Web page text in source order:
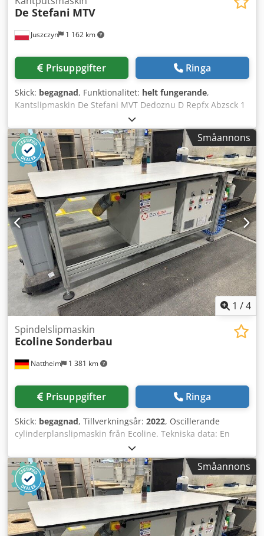
Juszczyn 1 162 km
De Stefani MTV
Prisuppgifter Ringa
Skick: begagnad, Funktionalitet: helt fungerande,
Kantslipmaskin De Stefani MVT Dedoznu D Repfx Abzsck 1
slipaggregat Maximal arbetsstyckeshöjd 100 mm
Slipaggregatets motor 2,5 kW Självjusterande slipaggregat
Manuell inställning av slipaggregatet Manuell inställning
av aggregatets vinkel Slipaggregat med oscillation
Matningshastigheten justerbar med variator
Matningsmotor effekt 0,74 kW
Småannons
1 /4
Nattheim 1 381 km
Spindelslipmaskin
Ecoline Sonderbau
Prisuppgifter Ringa
Skick: begagnad, Tillverkningsår: 2022, Oscillerande
cylinderplanslipmaskin från Ecoline. Tekniska data: En
möjlig skruvkonstruktion för att spänna fast spindelhylsan.
En liknande anordning som ProLoc-systemet används.
Dodpowhqprefx Abzsck Lagerplats: Nattheim. Småannons